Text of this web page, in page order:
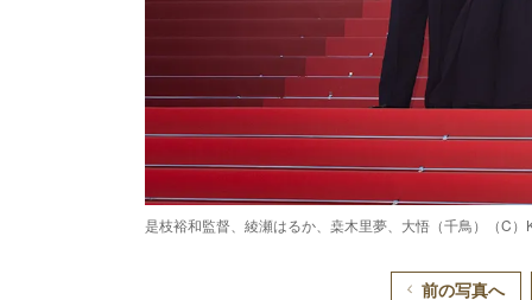
是枝裕和監督、綾瀬はるか、桒木里夢、大悟（千鳥）（C）
前の写真へ